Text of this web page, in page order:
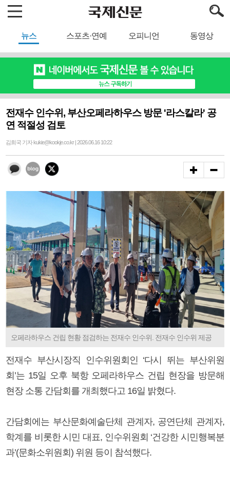
뉴스 스포츠·연예 오피니언 동영상
전재수 인수위, 부산오페라하우스 방문 '라스칼라' 공
연 적절성 검토
김희국 기자 kukie@kookje.co.kr | 2026.06.16 10:22
오페라하우스 건립 현황 점검하는 전재수 인수위. 전재수 인수위 제공
전재수 부산시장직 인수위원회인 ‘다시 뛰는 부산위원
회’는 15일 오후 북항 오페라하우스 건립 현장을 방문해
현장 소통 간담회를 개최했다고 16일 밝혔다.
간담회에는 부산문화예술단체 관계자, 공연단체 관계자,
학계를 비롯한 시민 대표, 인수위원회 ‘건강한 시민행복분
과’(문화소위원회) 위원 등이 참석했다.